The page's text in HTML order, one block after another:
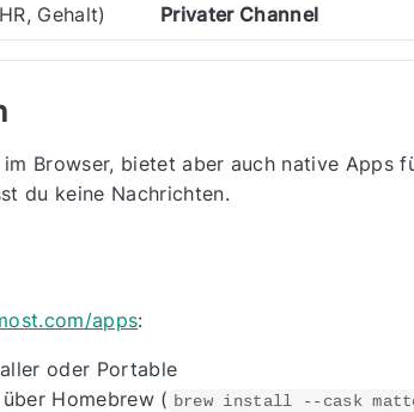
Gehalt) Privater Channel
Browser, bietet aber auch native Apps
du keine Nachrichten.
apps:
oder Portable
Homebrew ( brew install --cask